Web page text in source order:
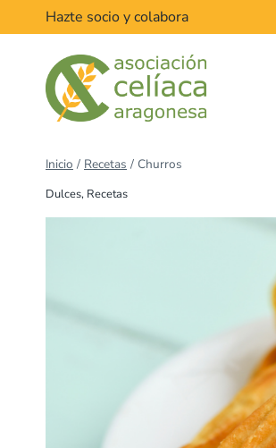
al
Hazte socio y colabora
Inicio / Recetas / Churros
Dulces, Recetas